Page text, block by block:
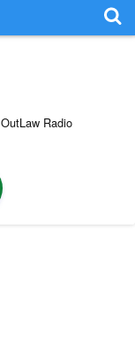
Radio